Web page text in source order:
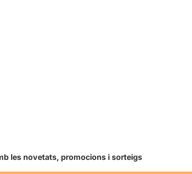
les novetats, promocions i sorteigs